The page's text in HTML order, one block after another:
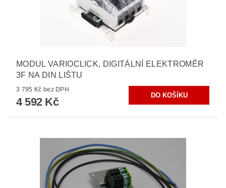
MODUL VARIOCLICK, DIGITÁLNÍ ELEKTROMĚR
3F NA DIN LIŠTU
3 795 Kč bez DPH
4 592 Kč